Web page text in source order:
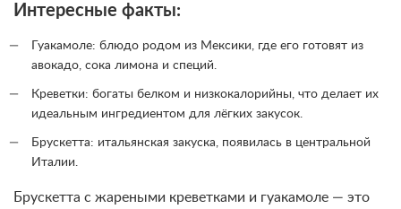
Интересные факты:
Гуакамоле: блюдо родом из Мексики, где его готовят из
авокадо, сока лимона и специй.
Креветки: богаты белком и низкокалорийны, что делает их
идеальным ингредиентом для лёгких закусок.
Брускетта: итальянская закуска, появилась в центральной
Италии.
Брускетта с жареными креветками и гуакамоле — это